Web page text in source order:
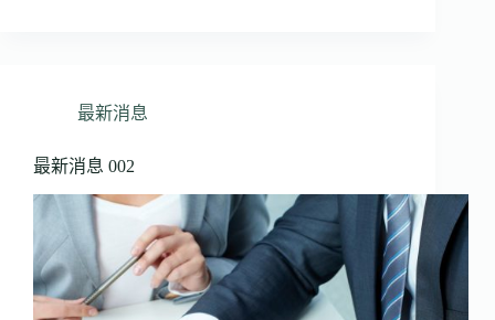
最新消息
最新消息 002